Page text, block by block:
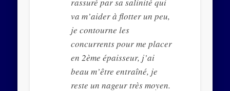
va m’aider à flotter un peu,
je contourne les
concurrents pour me placer
en 2ème épaisseur, j’ai
beau m’être entraîné, je
reste un nageur très moyen.